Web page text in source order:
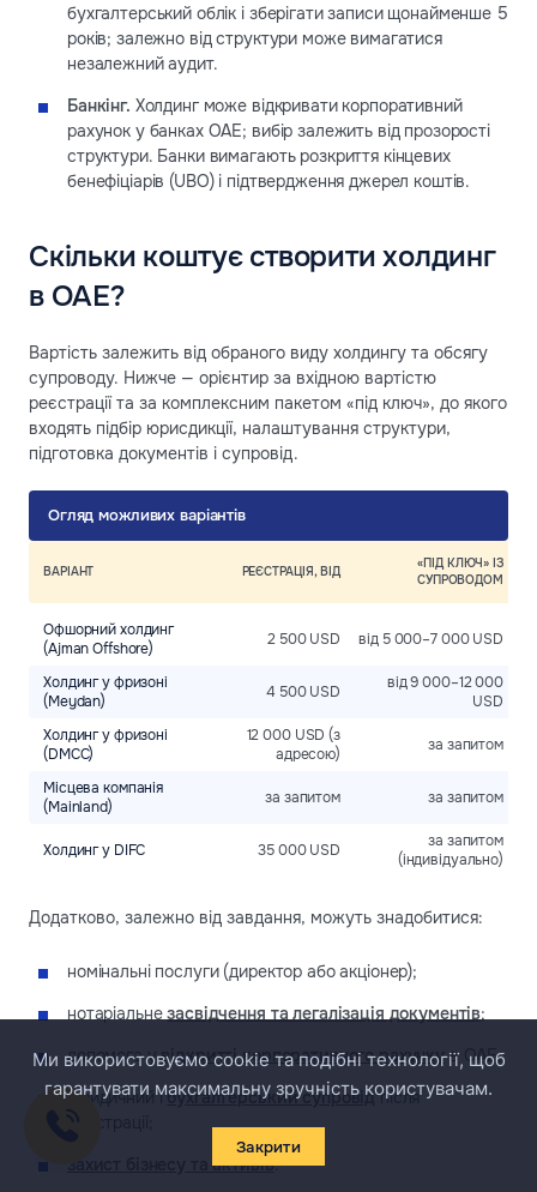
бухгалтерський облік і зберігати записи щонайменше 5
років; залежно від структури може вимагатися
незалежний аудит.
Банкінг. Холдинг може відкривати корпоративний
рахунок у банках ОАЕ; вибір залежить від прозорості
структури. Банки вимагають розкриття кінцевих
бенефіціарів (UBO) і підтвердження джерел коштів.
Скільки коштує створити холдинг
в ОАЕ?
Вартість залежить від обраного виду холдингу та обсягу
супроводу. Нижче — орієнтир за вхідною вартістю
реєстрації та за комплексним пакетом «під ключ», до якого
входять підбір юрисдикції, налаштування структури,
підготовка документів і супровід.
Огляд можливих варіантів
ВАРІАНТ РЕЄСТРАЦІЯ, ВІД
«ПІД КЛЮЧ» ІЗ
СУПРОВОДОМ
Офшорний холдинг
(Ajman Offshore)
2 500 USD від 5 000–7 000 USD
Холдинг у фризоні
(Meydan)
4 500 USD
від 9 000–12 000
USD
Холдинг у фризоні
(DMCC)
12 000 USD (з
адресою)
за запитом
Місцева компанія
(Mainland)
за запитом за запитом
Холдинг у DIFC 35 000 USD
за запитом
(індивідуально)
Додатково, залежно від завдання, можуть знадобитися:
номінальні послуги (директор або акціонер);
нотаріальнезасвідчення та легалізація документів;
допомога увідкритті корпоративного рахункув ОАЕ;
юридичний ібухгалтерський супровідпісля
реєстрації;
захист бізнесу та активів.
Ми використовуємо cookie та подібні технології, щоб
гарантувати максимальну зручність користувачам.
Закрити